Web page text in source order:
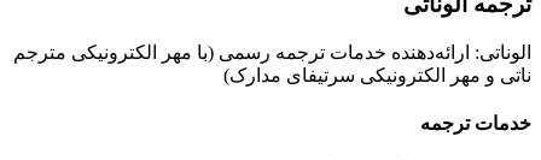
الوناتی: ارائه‌دهنده خدمات ترجمه رسمی (با مهر الکترونیکی مترجم
ناتی و مهر الکترونیکی سرتیفای مدارک)
خدمات ترجمه